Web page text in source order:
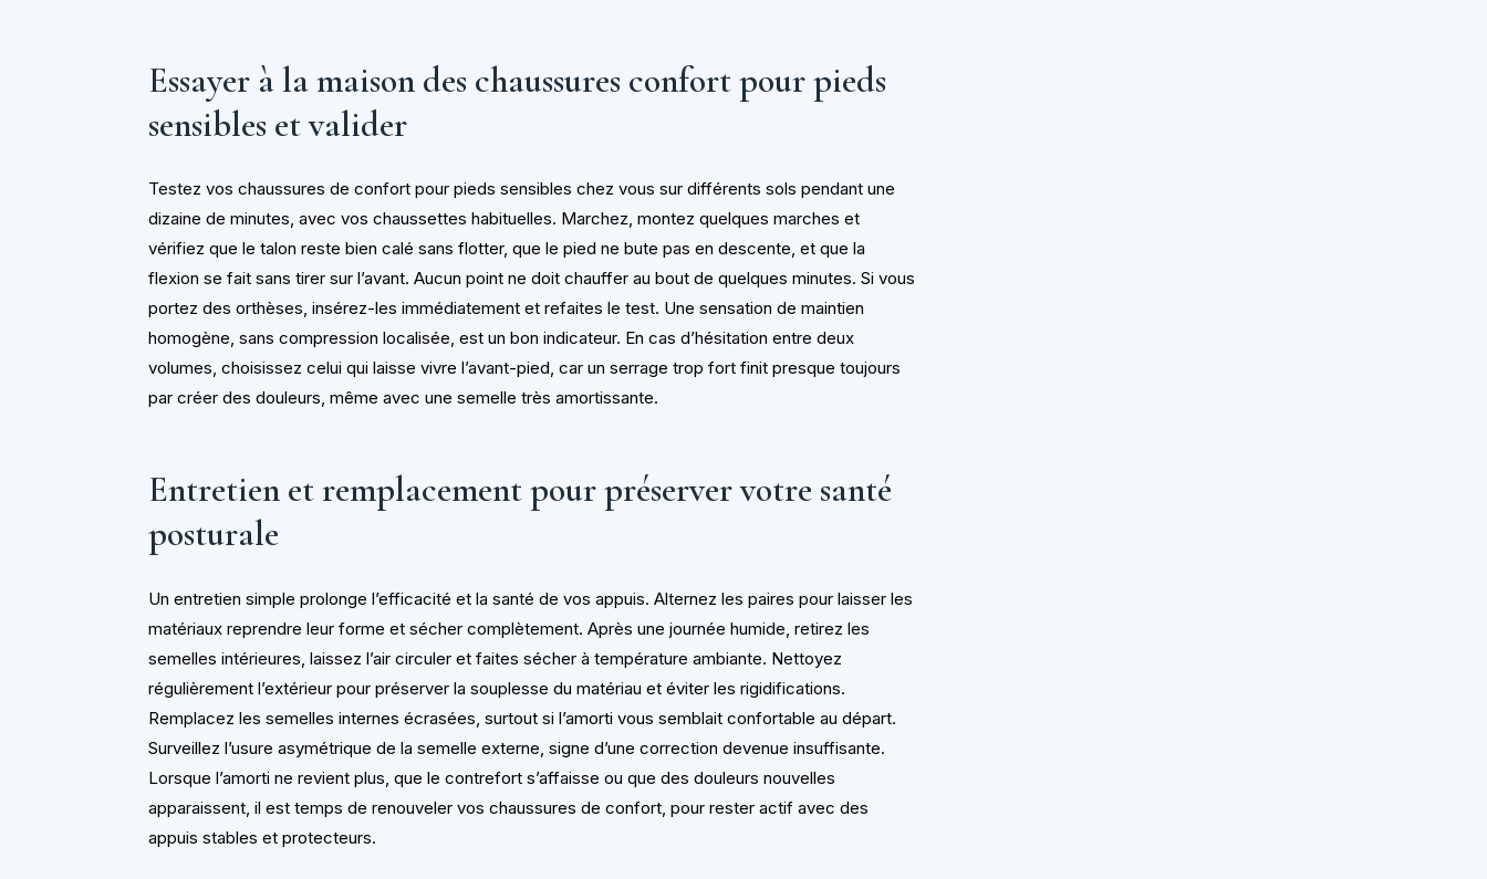
Essayer à la maison des chaussures confort pour pieds
sensibles et valider
Testez vos chaussures de confort pour pieds sensibles chez vous sur différents sols pendant une
dizaine de minutes, avec vos chaussettes habituelles. Marchez, montez quelques marches et
vérifiez que le talon reste bien calé sans flotter, que le pied ne bute pas en descente, et que la
flexion se fait sans tirer sur l’avant. Aucun point ne doit chauffer au bout de quelques minutes. Si vous
portez des orthèses, insérez-les immédiatement et refaites le test. Une sensation de maintien
homogène, sans compression localisée, est un bon indicateur. En cas d’hésitation entre deux
volumes, choisissez celui qui laisse vivre l’avant-pied, car un serrage trop fort finit presque toujours
par créer des douleurs, même avec une semelle très amortissante.
Entretien et remplacement pour préserver votre santé
posturale
Un entretien simple prolonge l’efficacité et la santé de vos appuis. Alternez les paires pour laisser les
matériaux reprendre leur forme et sécher complètement. Après une journée humide, retirez les
semelles intérieures, laissez l’air circuler et faites sécher à température ambiante. Nettoyez
régulièrement l’extérieur pour préserver la souplesse du matériau et éviter les rigidifications.
Remplacez les semelles internes écrasées, surtout si l’amorti vous semblait confortable au départ.
Surveillez l’usure asymétrique de la semelle externe, signe d’une correction devenue insuffisante.
Lorsque l’amorti ne revient plus, que le contrefort s’affaisse ou que des douleurs nouvelles
apparaissent, il est temps de renouveler vos chaussures de confort, pour rester actif avec des
appuis stables et protecteurs.